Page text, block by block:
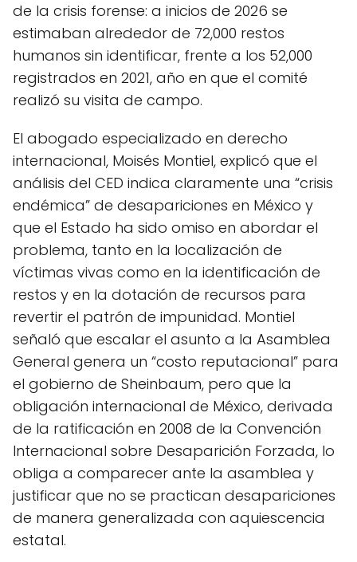
de la crisis forense: a inicios de 2026 se
estimaban alrededor de 72,000 restos
humanos sin identificar, frente a los 52,000
registrados en 2021, año en que el comité
realizó su visita de campo.
El abogado especializado en derecho
internacional, Moisés Montiel, explicó que el
análisis del CED indica claramente una “crisis
endémica” de desapariciones en México y
que el Estado ha sido omiso en abordar el
problema, tanto en la localización de
víctimas vivas como en la identificación de
restos y en la dotación de recursos para
revertir el patrón de impunidad. Montiel
señaló que escalar el asunto a la Asamblea
General genera un “costo reputacional” para
el gobierno de Sheinbaum, pero que la
obligación internacional de México, derivada
de la ratificación en 2008 de la Convención
Internacional sobre Desaparición Forzada, lo
obliga a comparecer ante la asamblea y
justificar que no se practican desapariciones
de manera generalizada con aquiescencia
estatal.